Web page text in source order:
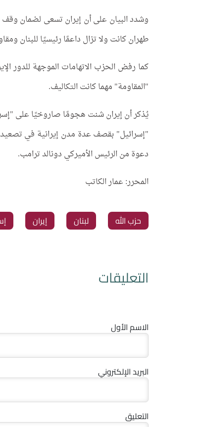
وشدد البيان على أن إيران تسعى لضمان وقف
طهران كانت ولا تزال داعمًا رئيسيًا للبنان
كما رفض الحزب الاتهامات الموجهة للدور
"المقاومة" مهما كانت التكاليف.
يُذكر أن إيران شنت هجومًا صاروخيًا على
"إسرائيل" بقصف عدة مدن إيرانية في تصعيد
دعوة من الرئيس الأميركي دونالد ترامب.
المحرر: عمار الكاتب
‏حزب الله ‏لبنان ‏إيران
التعليقات
الاسم الأول
البريد الإلكتروني
التعليق